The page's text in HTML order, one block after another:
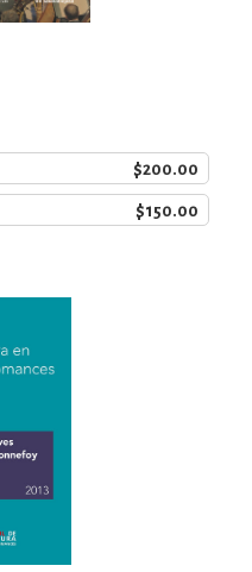
$200.00
$150.00